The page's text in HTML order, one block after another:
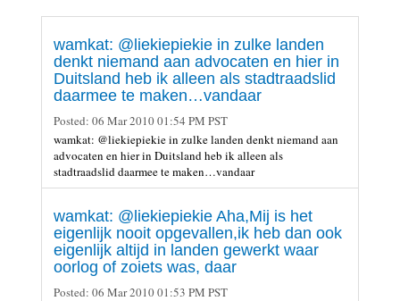
wamkat: @liekiepiekie in zulke landen
denkt niemand aan advocaten en hier in
Duitsland heb ik alleen als stadtraadslid
daarmee te maken…vandaar
Posted: 06 Mar 2010 01:54 PM PST
wamkat: @liekiepiekie in zulke landen denkt niemand aan
advocaten en hier in Duitsland heb ik alleen als
stadtraadslid daarmee te maken…vandaar
wamkat: @liekiepiekie Aha,Mij is het
eigenlijk nooit opgevallen,ik heb dan ook
eigenlijk altijd in landen gewerkt waar
oorlog of zoiets was, daar
Posted: 06 Mar 2010 01:53 PM PST